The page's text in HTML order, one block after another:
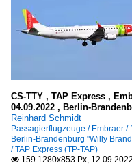
CS-TTY , TAP Express ,
04.09.2022 , Berlin-
Reinhard Schmidt
Passagierflugzeuge / Embraer /
Berlin-Brandenburg "Willy
/ TAP Express (TP-TAP)
 159 1280x853 Px, 12.09.2022